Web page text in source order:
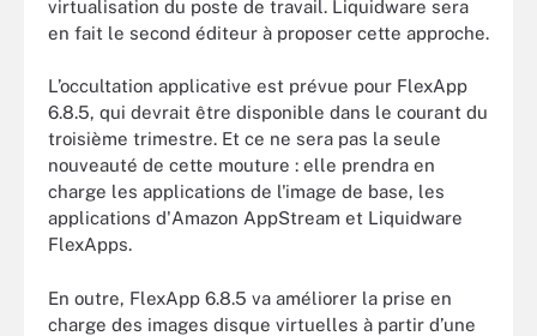
virtualisation du poste de travail. Liquidware sera
en fait le second éditeur à proposer cette approche.
L’occultation applicative est prévue pour FlexApp
6.8.5, qui devrait être disponible dans le courant du
troisième trimestre. Et ce ne sera pas la seule
nouveauté de cette mouture : elle prendra en
charge les applications de l'image de base, les
applications d'Amazon AppStream et Liquidware
FlexApps.
En outre, FlexApp 6.8.5 va améliorer la prise en
charge des images disque virtuelles à partir d’une